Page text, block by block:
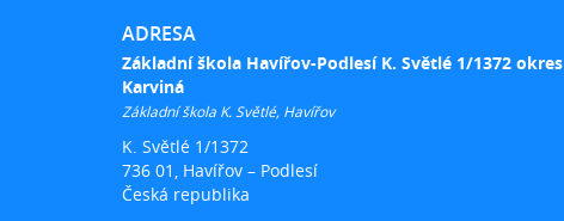
ADRESA
Základní škola Havířov-Podlesí K. Světlé 1/1372 okres
Karviná
Základní škola K. Světlé, Havířov
K. Světlé 1/1372
736 01, Havířov – Podlesí
Česká republika